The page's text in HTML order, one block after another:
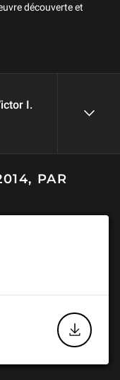
découverte et
I.
PAR